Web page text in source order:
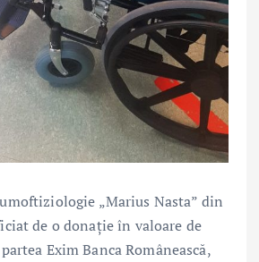
„Marius Nasta” din
de o donație în valoare de
Exim Banca Românească,